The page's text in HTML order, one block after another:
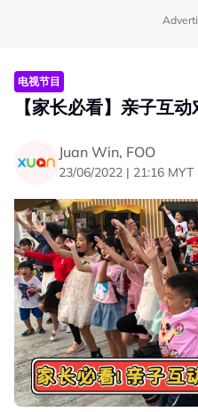
电视节目
【家长必看】亲子互
Juan Win, FOO
23/06/2022 | 21:16 MYT